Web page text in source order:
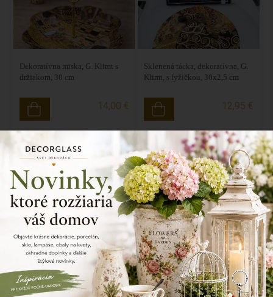
Dekoratívna miska, G. Klimt s
držiakom, 30 cm
14,00 €
Sklenená tácka, dekoratívna, G.
Klimt, s lyžičkou, 30x2,5 cm
12,95 €
SKLADOM
3-sada sklenené tácky, G. Klimt
22,70 €
AKCIA
SKLADOM
Sklenený dekoračný tanierik
pod sviečku, 15x15x2 cm
2,52 €
5,04€
-50%